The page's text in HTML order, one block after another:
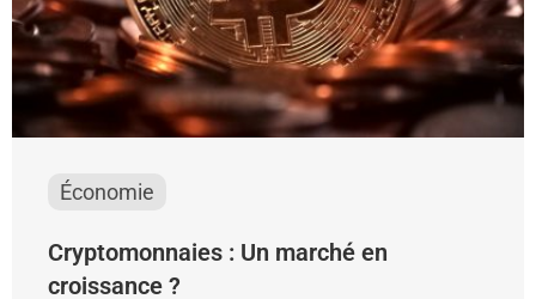
Économie
Cryptomonnaies : Un marché en
croissance ?